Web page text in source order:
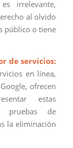
irrelevante,
al olvido
público o tiene
de servicios:
en línea,
ofrecen
estas
pruebas de
la eliminación